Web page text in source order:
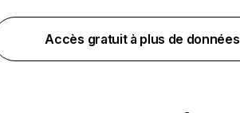
Accès gratuit à plus de données